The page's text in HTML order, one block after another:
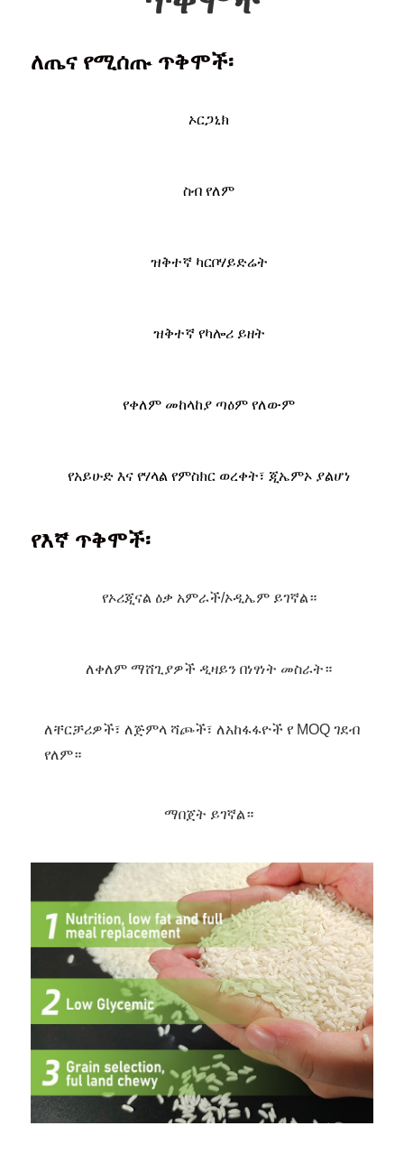
ለጤና የሚሰጡ ጥቅሞች፡
ኦርጋኒክ
ስብ የለም
ዝቅተኛ ካርቦሃይድሬት
ዝቅተኛ የካሎሪ ይዘት
የቀለም መከላከያ ጣዕም የለውም
የአይሁድ እና የሃላል የምስክር ወረቀት፣ ጂኤምኦ ያልሆነ
የእኛ ጥቅሞች፡
የኦሪጂናል ዕቃ አምራች/ኦዲኤም ይገኛል።
ለቀለም ማሸጊያዎች ዲዛይን በነፃነት መስራት።
ለቸርቻሪዎች፣ ለጅምላ ሻጮች፣ ለአከፋፋዮች የ MOQ ገደብ
የለም።
ማበጀት ይገኛል።